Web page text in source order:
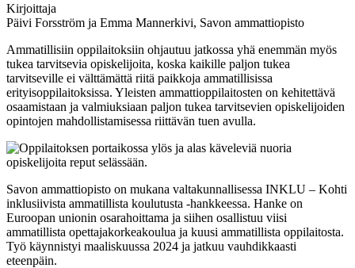
Kirjoittaja
Päivi Forsström ja Emma Mannerkivi, Savon ammattiopisto
Ammatillisiin oppilaitoksiin ohjautuu jatkossa yhä enemmän myös
tukea tarvitsevia opiskelijoita, koska kaikille paljon tukea
tarvitseville ei välttämättä riitä paikkoja ammatillisissa
erityisoppilaitoksissa. Yleisten ammattioppilaitosten on kehitettävä
osaamistaan ja valmiuksiaan paljon tukea tarvitsevien opiskelijoiden
opintojen mahdollistamisessa riittävän tuen avulla.
Savon ammattiopisto on mukana valtakunnallisessa INKLU – Kohti
inklusiivista ammatillista koulutusta -hankkeessa. Hanke on
Euroopan unionin osarahoittama ja siihen osallistuu viisi
ammatillista opettajakorkeakoulua ja kuusi ammatillista oppilaitosta.
Työ käynnistyi maaliskuussa 2024 ja jatkuu vauhdikkaasti
eteenpäin.